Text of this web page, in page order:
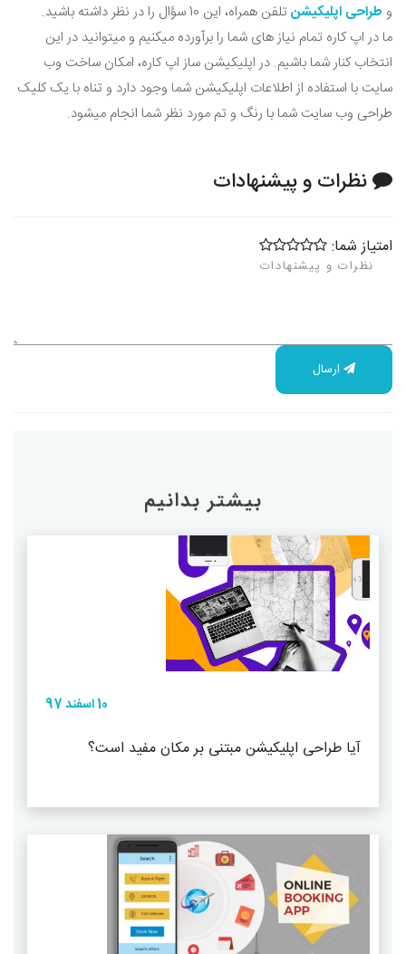
و طراحی اپلیکیشن تلفن همراه، این 10 سؤال را در نظر داشته باشید.
ما در اپ کاره تمام نیاز های شما را برآورده میکنیم و میتوانید در این
انتخاب کنار شما باشیم. در اپلیکیشن ساز اپ کاره، امکان ساخت وب
سایت با استفاده از اطلاعات اپلیکیشن شما وجود دارد و تناه با یک کلیک
طراحی وب سایت شما با رنگ و تم مورد نظر شما انجام میشود.
نظرات و پیشنهادات
امتیاز شما:
ارسال
بیشتر بدانیم
10 اسفند 97
آیا طراحی اپلیکیشن مبتنی بر مکان مفید است؟